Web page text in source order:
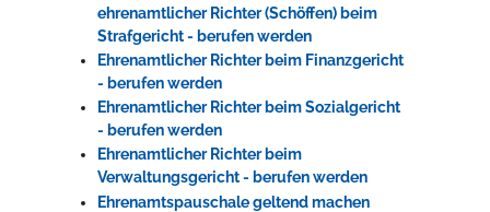
ehrenamtlicher Richter (Schöffen) beim
Strafgericht - berufen werden
Ehrenamtlicher Richter beim Finanzgericht
- berufen werden
Ehrenamtlicher Richter beim Sozialgericht
- berufen werden
Ehrenamtlicher Richter beim
Verwaltungsgericht - berufen werden
Ehrenamtspauschale geltend machen